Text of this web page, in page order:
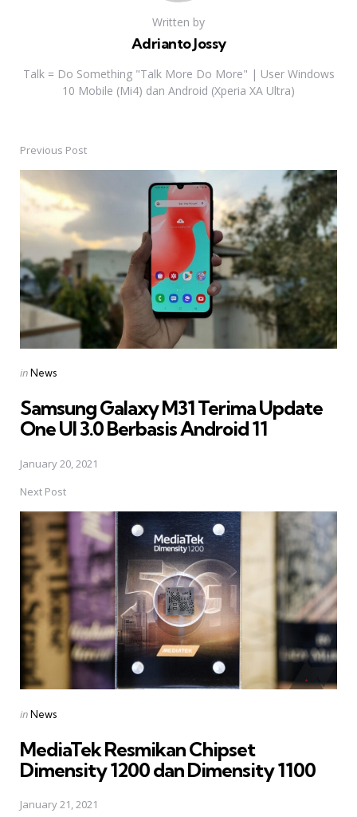
Written by
Adrianto Jossy
Talk = Do Something "Talk More Do More" | User Windows
10 Mobile (Mi4) dan Android (Xperia XA Ultra)
Post
navigation
Previous Post
Posted
inNews
Samsung Galaxy M31 Terima Update
One UI 3.0 Berbasis Android 11
January 20, 2021
Next Post
Posted
inNews
MediaTek Resmikan Chipset
Dimensity 1200 dan Dimensity 1100
January 21, 2021